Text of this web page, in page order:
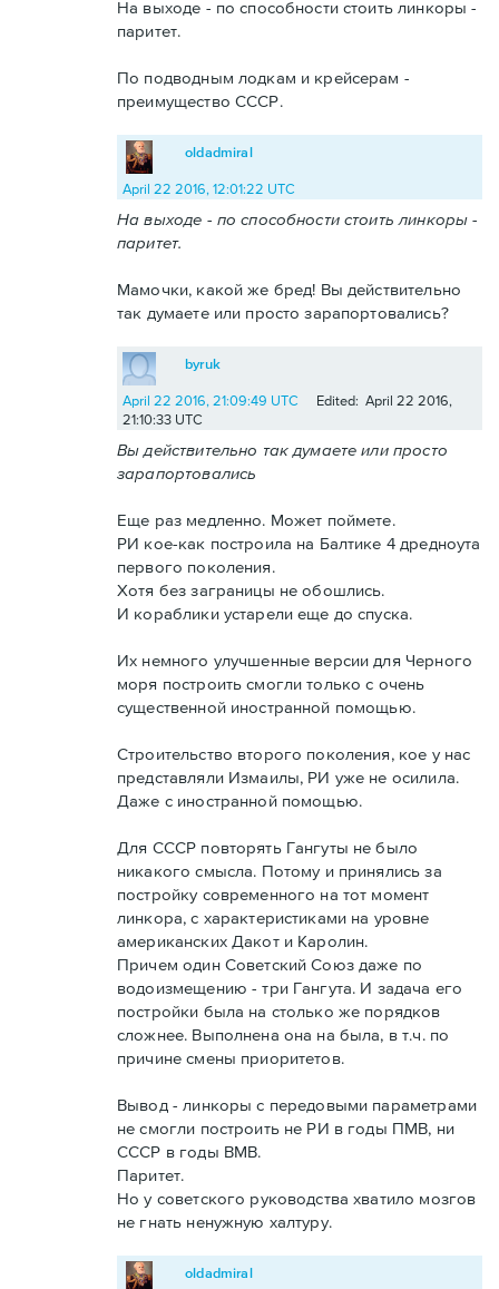
На выходе - по способности стоить линкоры -
паритет.
По подводным лодкам и крейсерам -
преимущество СССР.
oldadmiral
April 22 2016, 12:01:22 UTC
На выходе - по способности стоить линкоры -
паритет.
Мамочки, какой же бред! Вы действительно
так думаете или просто зарапортовались?
byruk
April 22 2016, 21:09:49 UTC
Edited: April 22 2016,
21:10:33 UTC
Вы действительно так думаете или просто
зарапортовались
Еще раз медленно. Может поймете.
РИ кое-как построила на Балтике 4 дредноута
первого поколения.
Хотя без заграницы не обошлись.
И кораблики устарели еще до спуска.
Их немного улучшенные версии для Черного
моря построить смогли только с очень
существенной иностранной помощью.
Строительство второго поколения, кое у нас
представляли Измаилы, РИ уже не осилила.
Даже с иностранной помощью.
Для СССР повторять Гангуты не было
никакого смысла. Потому и принялись за
постройку современного на тот момент
линкора, с характеристиками на уровне
американских Дакот и Каролин.
Причем один Советский Союз даже по
водоизмещению - три Гангута. И задача его
постройки была на столько же порядков
сложнее. Выполнена она на была, в т.ч. по
причине смены приоритетов.
Вывод - линкоры с передовыми параметрами
не смогли построить не РИ в годы ПМВ, ни
СССР в годы ВМВ.
Паритет.
Но у советского руководства хватило мозгов
не гнать ненужную халтуру.
oldadmiral